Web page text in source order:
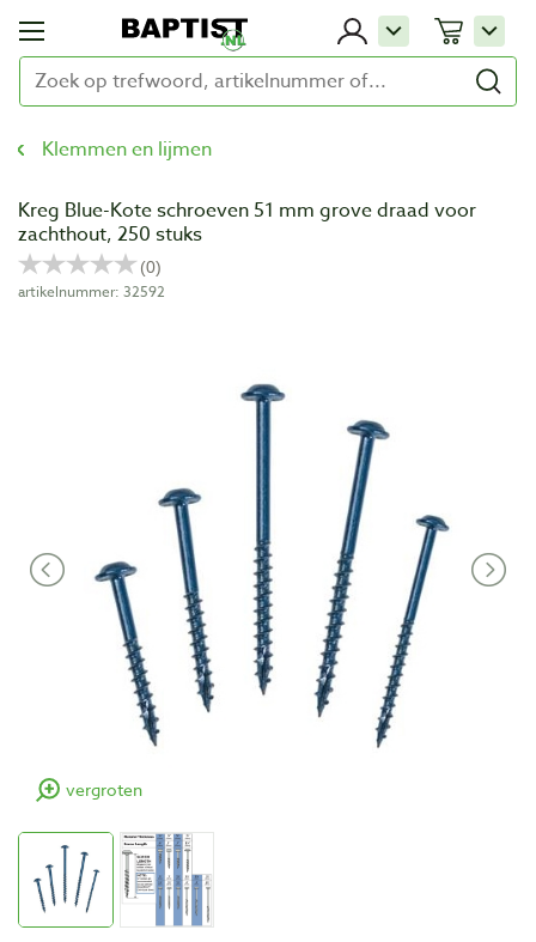
Klemmen en lijmen
Kreg Blue-Kote schroeven 51 mm grove draad voor
zachthout, 250 stuks
artikelnummer: 32592
vergroten